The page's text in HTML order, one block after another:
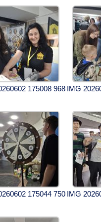
175008 968 IMG
175044 750 IMG